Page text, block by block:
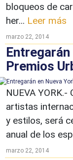
bloqueos de
her... Leer más
marzo 22, 2014
Premios
NUEVA
artistas
y estilos, será
anual de los
marzo 22, 2014